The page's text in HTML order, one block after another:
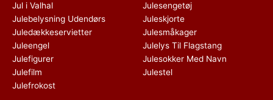
Jul i Valhal
Julebelysning Udendørs
Juledækkeservietter
Juleengel
Julefigurer
Julefilm
Julefrokost
Julesengetøj
Juleskjorte
Julesmåkager
Julelys Til Flagstang
Julesokker Med Navn
Julestel